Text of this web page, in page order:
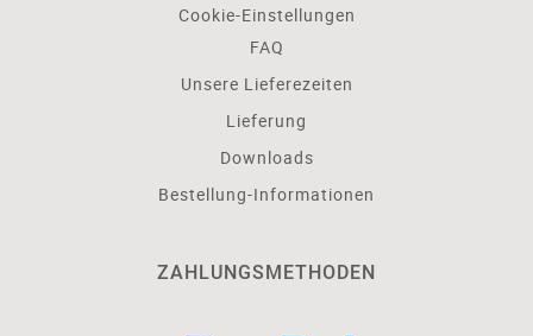
Cookie-Einstellungen
FAQ
Unsere Lieferezeiten
Lieferung
Downloads
Bestellung-Informationen
ZAHLUNGSMETHODEN